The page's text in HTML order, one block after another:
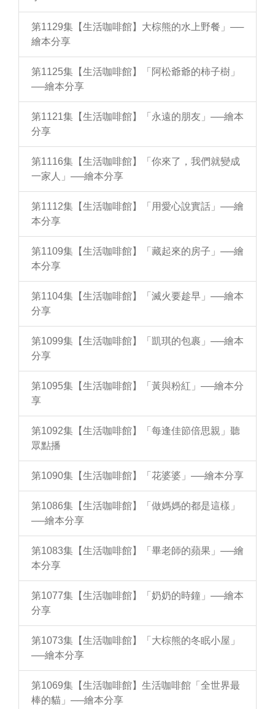
第1129集【生活咖啡館】大棕熊的水上野餐」──
繪本分享
第1125集【生活咖啡館】「阿松爺爺的柿子樹」
──繪本分享
第1121集【生活咖啡館】「永遠的朋友」──繪本
分享
第1116集【生活咖啡館】「你來了，我們就變成
一家人」──繪本分享
第1112集【生活咖啡館】「用愛心說實話」──繪
本分享
第1109集【生活咖啡館】「藏起來的房子」──繪
本分享
第1104集【生活咖啡館】「滅火要趁早」──繪本
分享
第1099集【生活咖啡館】「凱琪的包裹」──繪本
分享
第1095集【生活咖啡館】「黃與粉紅」──繪本分
享
第1092集【生活咖啡館】「每逢佳節倍思親」聽
眾點播
第1090集【生活咖啡館】「花婆婆」──繪本分享
第1086集【生活咖啡館】「做媽媽的都是這樣」
──繪本分享
第1083集【生活咖啡館】「畢老師的蘋果」──繪
本分享
第1077集【生活咖啡館】「奶奶的時鐘」──繪本
分享
第1073集【生活咖啡館】「大棕熊的冬眠小屋」
──繪本分享
第1069集【生活咖啡館】生活咖啡館「全世界最
棒的貓」──繪本分享